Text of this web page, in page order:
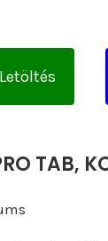
TAB,